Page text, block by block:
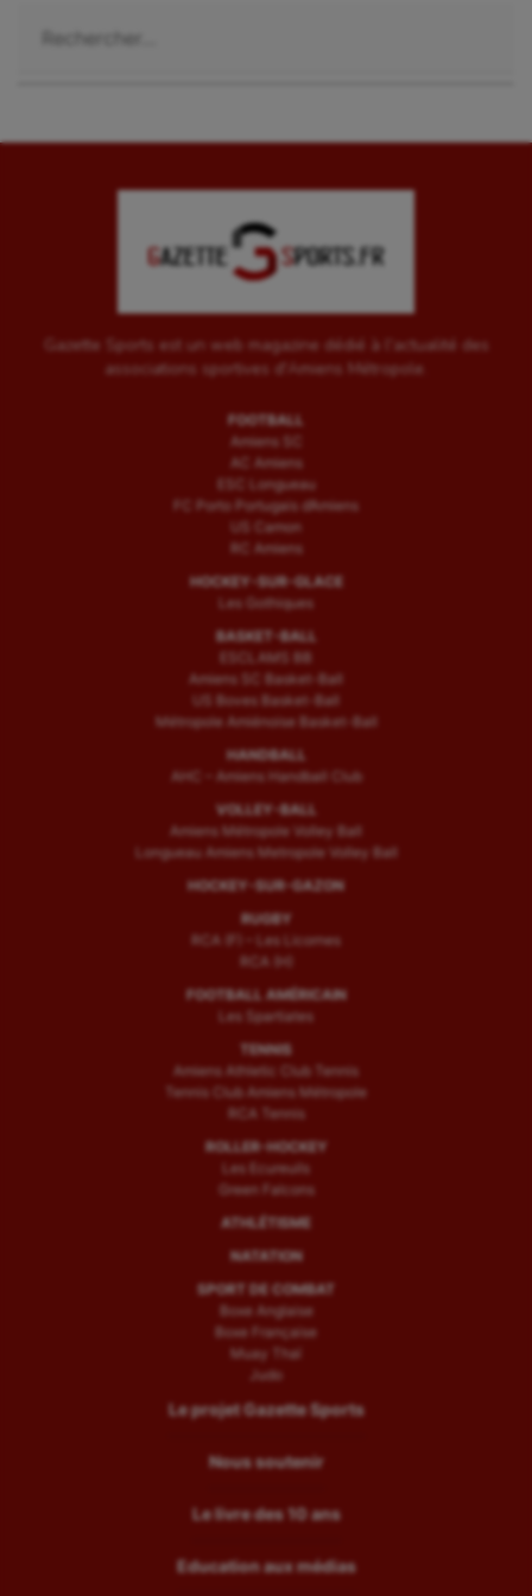
Gazette Sports est un web magazine dédié à l'actualité des
associations sportives d'Amiens Métropole.
FOOTBALL
Amiens SC
AC Amiens
ESC Longueau
FC Porto Portugais d’Amiens
US Camon
RC Amiens
HOCKEY-SUR-GLACE
Les Gothiques
BASKET-BALL
ESCLAMS BB
Amiens SC Basket-Ball
US Boves Basket-Ball
Métropole Amiénoise Basket-Ball
HANDBALL
AHC – Amiens Handball Club
VOLLEY-BALL
Amiens Métropole Volley Ball
Longueau Amiens Metropole Volley Ball
HOCKEY-SUR-GAZON
RUGBY
RCA (F) – Les Licornes
RCA (H)
FOOTBALL AMÉRICAIN
Les Spartiates
TENNIS
Amiens Athletic Club Tennis
Tennis Club Amiens Métropole
RCA Tennis
ROLLER-HOCKEY
Les Ecureuils
Green Falcons
ATHLÉTISME
NATATION
SPORT DE COMBAT
Boxe Anglaise
Boxe Française
Muay Thaï
Judo
Le projet Gazette Sports
Nous soutenir
Le livre des 10 ans
Education aux médias